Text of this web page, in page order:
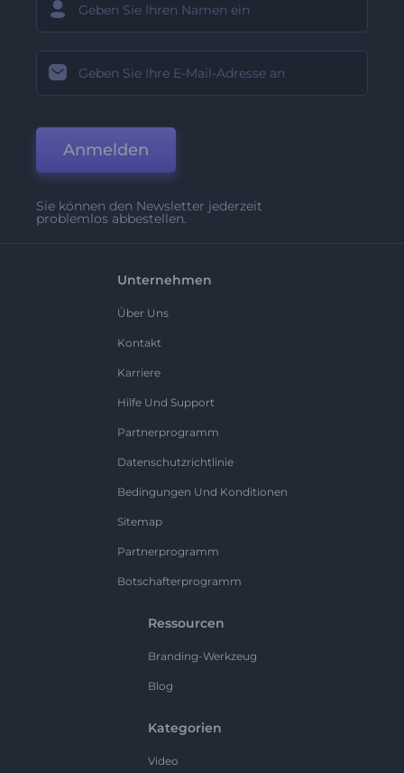
Anmelden
Sie können den Newsletter jederzeit
problemlos abbestellen.
Unternehmen
Über Uns
Kontakt
Karriere
Hilfe Und Support
Partnerprogramm
Datenschutzrichtlinie
Bedingungen Und Konditionen
Sitemap
Partnerprogramm
Botschafterprogramm
Ressourcen
Branding-Werkzeug
Blog
Kategorien
Video